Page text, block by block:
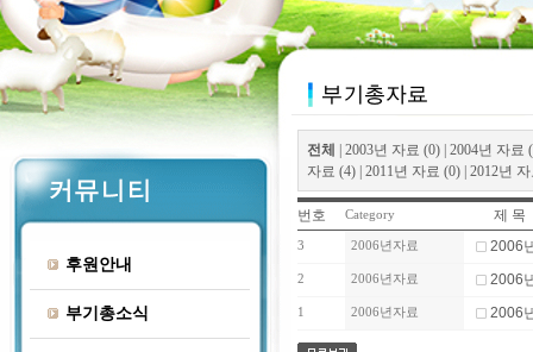
후원안내
부기총소식
전체 2003년 자료 (0)| 2004년 자료
자료 (4)| 2011년 자료 (0)| 2012년
번호 Category 제 목
3 2006년자료 2006
2 2006년자료 2006
1 2006년자료 2006